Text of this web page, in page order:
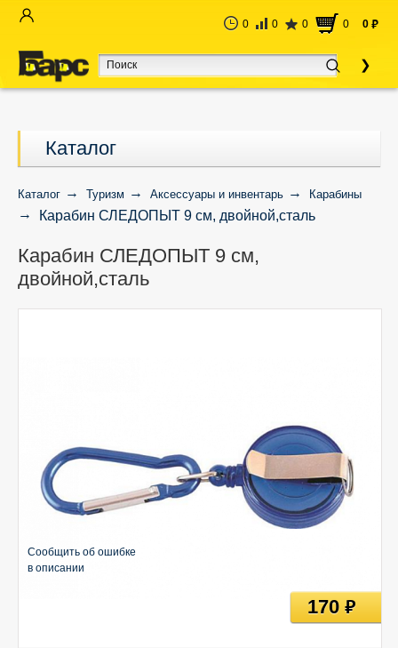
0 0 0 0 0 руб
Каталог
Каталог Туризм Аксессуары и инвентарь Карабины
Карабин СЛЕДОПЫТ 9 см, двойной,сталь
Карабин СЛЕДОПЫТ 9 см,
двойной,сталь
Сообщить об ошибке
в описании
170руб